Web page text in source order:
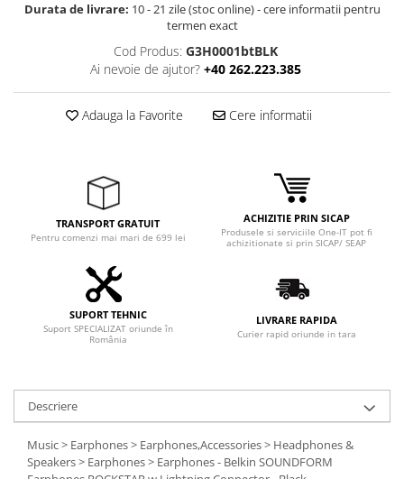
USB Hub
Placi de Baza
Placi Video
Memorii
SSD
Hard Disc-uri
Durata de livrare: 10 - 21 zile (stoc online) - cere informatii pentru
termen exact
Cod Produs: G3H0001btBLK
Ai nevoie de ajutor? +40 262.223.385
Adauga la Favorite Cere informatii
TRANSPORT GRATUIT
Pentru comenzi mai mari de 699 lei
ACHIZITIE PRIN SICAP
Produsele si serviciile One-IT pot fi
achizitionate si prin SICAP/ SEAP
SUPORT TEHNIC
Suport SPECIALIZAT oriunde în
România
LIVRARE RAPIDA
Curier rapid oriunde in tara
Descriere
Music > Earphones > Earphones,Accessories > Headphones &
Speakers > Earphones > Earphones - Belkin SOUNDFORM